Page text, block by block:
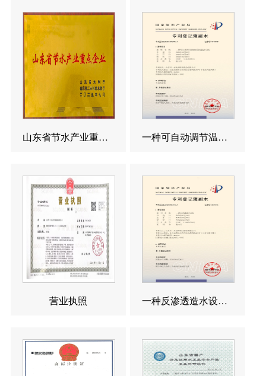
山东省节水产业重点企业 一种可自动调节温度的反渗透造水设备发明专利
营业执照 一种反渗透造水设备发明专利